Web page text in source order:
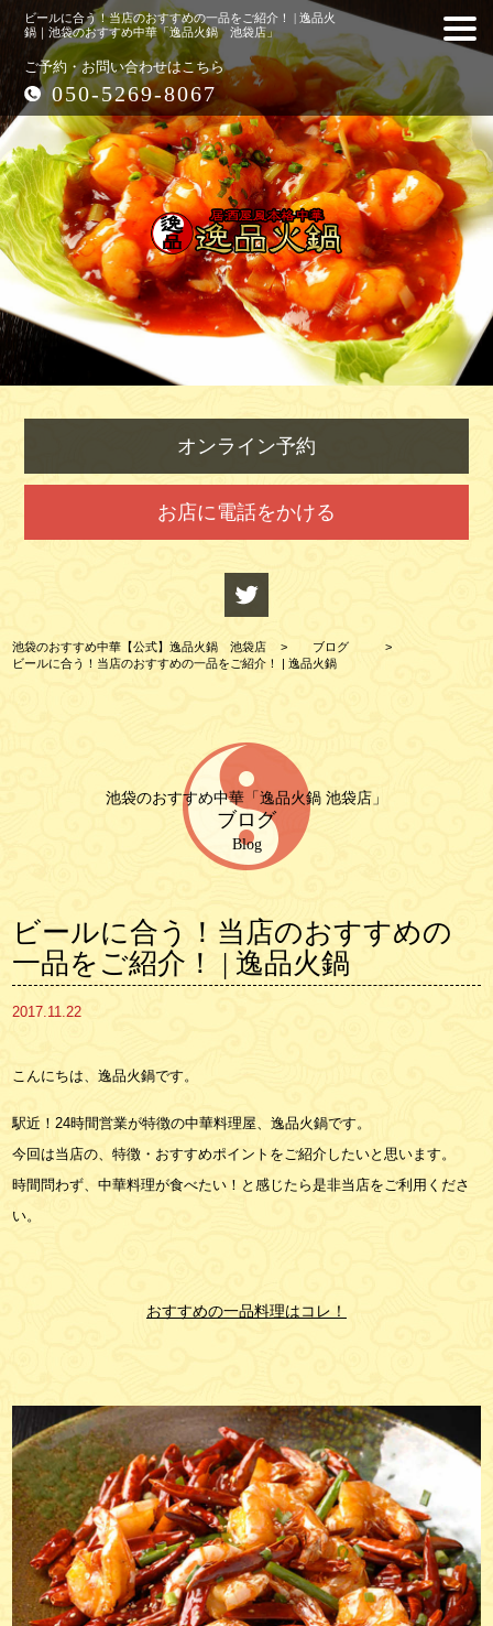
ビールに合う！当店のおすすめの一品をご紹介！ | 逸品火
鍋｜池袋のおすすめ中華「逸品火鍋 池袋店」
ご予約・お問い合わせはこちら
050-5269-8067
オンライン予約
お店に電話をかける
池袋のおすすめ中華【公式】逸品火鍋 池袋店 > ブログ
>
ビールに合う！当店のおすすめの一品をご紹介！ | 逸品火鍋
池袋のおすすめ中華「逸品火鍋 池袋店」
ブログ
Blog
ビールに合う！当店のおすすめの
一品をご紹介！ | 逸品火鍋
2017.11.22
こんにちは、逸品火鍋です。
駅近！24時間営業が特徴の中華料理屋、逸品火鍋です。
今回は当店の、特徴・おすすめポイントをご紹介したいと思います。
時間問わず、中華料理が食べたい！と感じたら是非当店をご利用くださ
い。
おすすめの一品料理はコレ！